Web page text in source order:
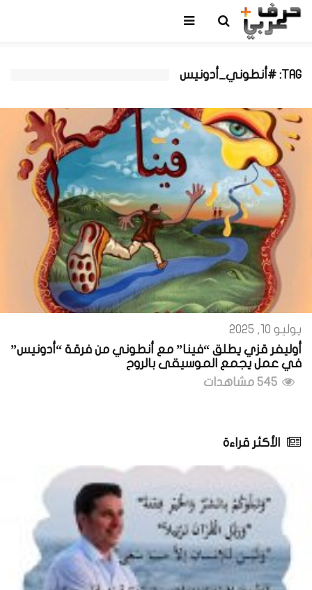
TAG: #أنطوني_أدونيس
يوليو 10, 2025
أوليفر قزي يطلق “فينا” مع أنطوني من فرقة “أدونيس”
في عمل يجمع الموسيقى بالروح
الأكثر قراءة